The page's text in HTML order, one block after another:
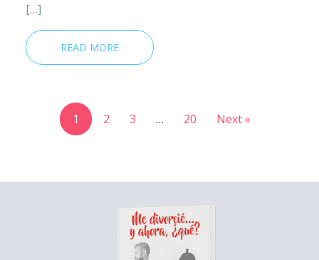
[…]
READ MORE
1 2 3 … 20 Next »